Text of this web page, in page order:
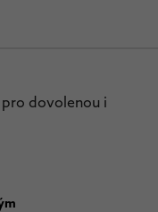
dovolenou i